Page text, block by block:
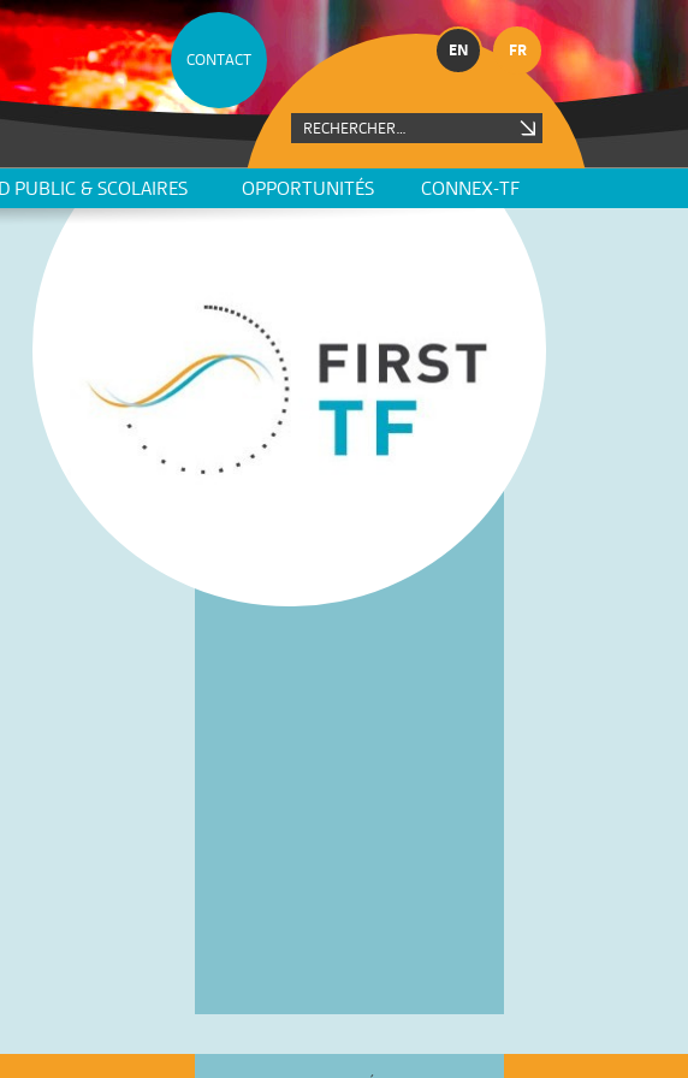
EN FR
CONTACT
PUBLIC & SCOLAIRES OPPORTUNITÉS CONNEX-TF